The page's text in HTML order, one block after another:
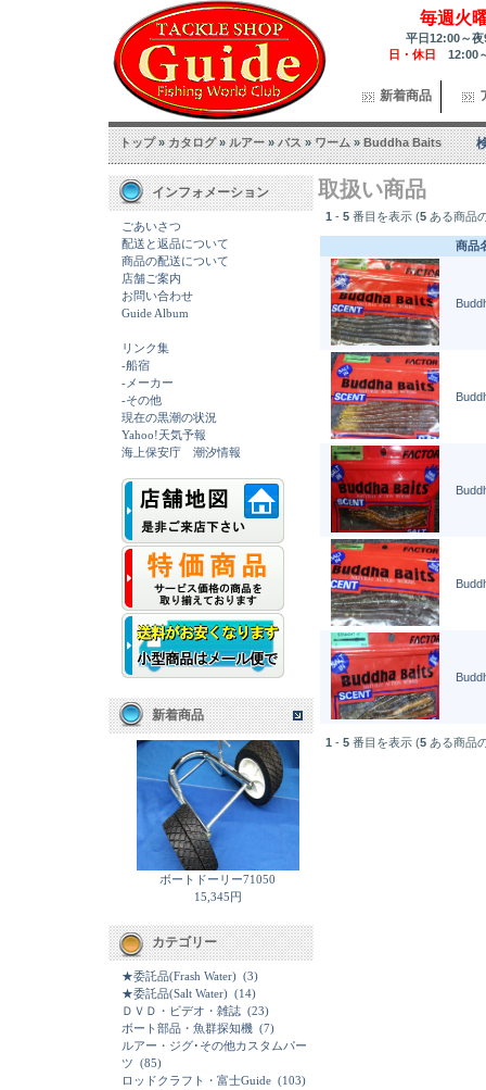
毎週火
平日12:00～
日・休日 12:00
新着商品
トップ»カタログ»ルアー»バス»ワーム»Buddha Baits
インフォメーション
ごあいさつ
配送と返品について
商品の配送について
店舗ご案内
お問い合わせ
Guide Album
リンク集
-船宿
-メーカー
-その他
現在の黒潮の状況
Yahoo!天気予報
海上保安庁 潮汐情報
新着商品
ボートドーリー71050
15,345円
カテゴリー
★委託品(Frash Water) (3)
★委託品(Salt Water) (14)
ＤＶＤ・ビデオ・雑誌 (23)
ボート部品・魚群探知機 (7)
ルアー・ジグ･その他カスタムパー
ツ (85)
ロッドクラフト・富士Guide (103)
取扱い商品
1 - 5 番目を表示 (5 ある商品
商品
1 - 5 番目を表示 (5 ある商品